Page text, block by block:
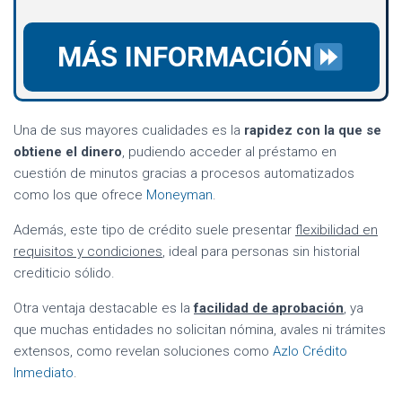
MÁS INFORMACIÓN
Una de sus mayores cualidades es la rapidez con la que se
obtiene el dinero, pudiendo acceder al préstamo en
cuestión de minutos gracias a procesos automatizados
como los que ofrece Moneyman.
Además, este tipo de crédito suele presentar flexibilidad en
requisitos y condiciones, ideal para personas sin historial
crediticio sólido.
Otra ventaja destacable es lafacilidad de aprobación, ya
que muchas entidades no solicitan nómina, avales ni trámites
extensos, como revelan soluciones como Azlo Crédito
Inmediato.